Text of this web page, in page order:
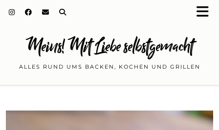
Meins! Mit Liebe selbstgemacht
ALLES RUND UMS BACKEN, KOCHEN UND GRILLEN